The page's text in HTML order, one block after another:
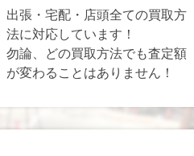
出張・宅配・店頭全ての買取方
法に対応しています！
勿論、どの買取方法でも査定額
が変わることはありません！